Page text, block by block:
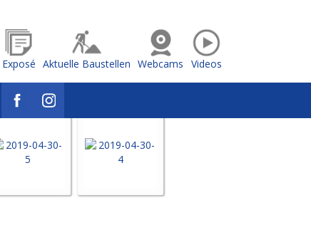
Exposé Aktuelle Baustellen Webcams Videos